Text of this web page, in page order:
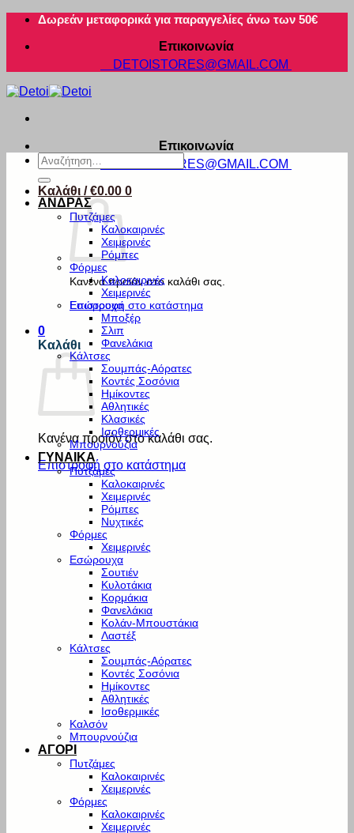
Μετάβαση
περιεχόμενο
Δωρεάν μεταφορικά για παραγγελίες άνω των 50€
Επικοινωνία
DETOISTORES@GMAIL.COM
Επικοινωνία
DETOISTORES@GMAIL.COM
Καλάθι /€0.00 0
Κανένα προϊόν στο καλάθι σας.
Επιστροφή στο κατάστημα
0
Καλάθι
Κανένα προϊόν στο καλάθι σας.
Επιστροφή στο κατάστημα
Αναζήτηση
για:
ΑΝΔΡΑΣ
Πυτζάμες
Καλοκαιρινές
Χειμερινές
Ρόμπες
Φόρμες
Καλοκαιρινές
Χειμερινές
Εσώρουχα
Μποξέρ
Σλιπ
Φανελάκια
Κάλτσες
Σουμπάς-Αόρατες
Κοντές Σοσόνια
Ημίκοντες
Αθλητικές
Κλασικές
Ισοθερμικές
Μπουρνούζια
ΓΥΝΑΙΚΑ
Πυτζάμες
Καλοκαιρινές
Χειμερινές
Ρόμπες
Νυχτικές
Φόρμες
Χειμερινές
Εσώρουχα
Σουτιέν
Κυλοτάκια
Κορμάκια
Φανελάκια
Κολάν-Μπουστάκια
Λαστέξ
Κάλτσες
Σουμπάς-Αόρατες
Κοντές Σοσόνια
Ημίκοντες
Αθλητικές
Ισοθερμικές
Καλσόν
Μπουρνούζια
ΑΓΟΡΙ
Πυτζάμες
Καλοκαιρινές
Χειμερινές
Φόρμες
Καλοκαιρινές
Χειμερινές